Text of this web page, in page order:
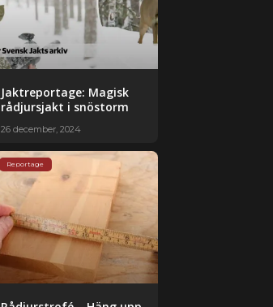
Jaktreportage: Magisk
rådjursjakt i snöstorm
26 december, 2024
Reportage